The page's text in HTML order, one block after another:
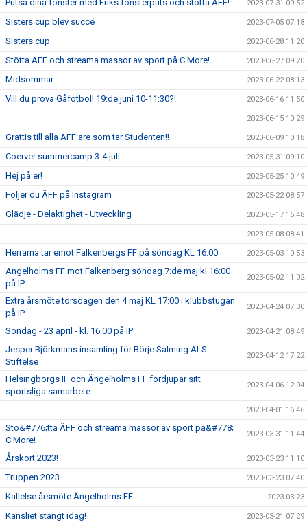
Putsa dina fönster med Eriks fönsterputs och stötta ÄFF! 2023-07-31 09:52
Sisters cup blev succé 2023-07-05 07:18
Sisters cup 2023-06-28 11:20
Stötta ÄFF och streama massor av sport på C More! 2023-06-27 09:20
Midsommar 2023-06-22 08:13
Vill du prova Gåfotboll 19:de juni 10-11:30?! 2023-06-16 11:50
2023-06-15 10:29
Grattis till alla ÄFF:are som tar Studenten!! 2023-06-09 10:18
Coerver summercamp 3-4 juli 2023-05-31 09:10
Hej på er! 2023-05-25 10:49
Följer du ÄFF på Instagram 2023-05-22 08:57
Glädje - Delaktighet - Utveckling 2023-05-17 16:48
2023-05-08 08:41
Herrarna tar emot Falkenbergs FF på söndag KL 16:00 2023-05-03 10:53
Ängelholms FF mot Falkenberg söndag 7:de maj kl 16:00
på IP
2023-05-02 11:02
Extra årsmöte torsdagen den 4 maj KL 17:00 i klubbstugan
på IP
2023-04-24 07:30
Söndag - 23 april - kl. 16.00 på IP 2023-04-21 08:49
Jesper Björkmans insamling för Börje Salming ALS
Stiftelse
2023-04-12 17:22
Helsingborgs IF och Ängelholms FF fördjupar sitt
sportsliga samarbete
2023-04-06 12:04
2023-04-01 16:46
Sto&#776;tta ÄFF och streama massor av sport pa&#778;
C More!
2023-03-31 11:44
Årskort 2023! 2023-03-23 11:10
Truppen 2023 2023-03-23 07:40
Kallelse årsmöte Ängelholms FF 2023-03-23
Kansliet stängt idag! 2023-03-21 07:29